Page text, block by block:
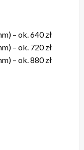
– ok. 640 zł
– ok. 720 zł
– ok. 880 zł